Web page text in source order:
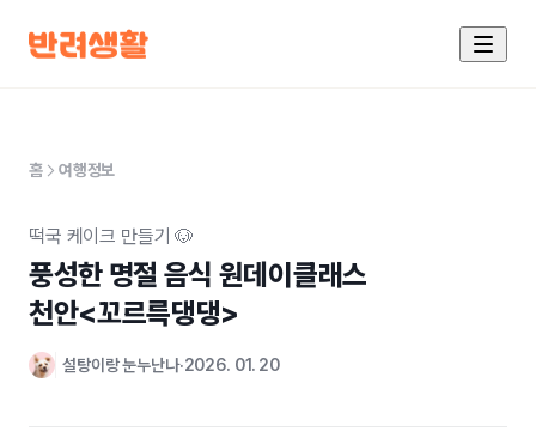
홈 여행정보
떡국 케이크 만들기 🐶
풍성한 명절 음식 원데이클래스
천안<꼬르륵댕댕>
설탕이랑 눈누난나 2026. 01. 20